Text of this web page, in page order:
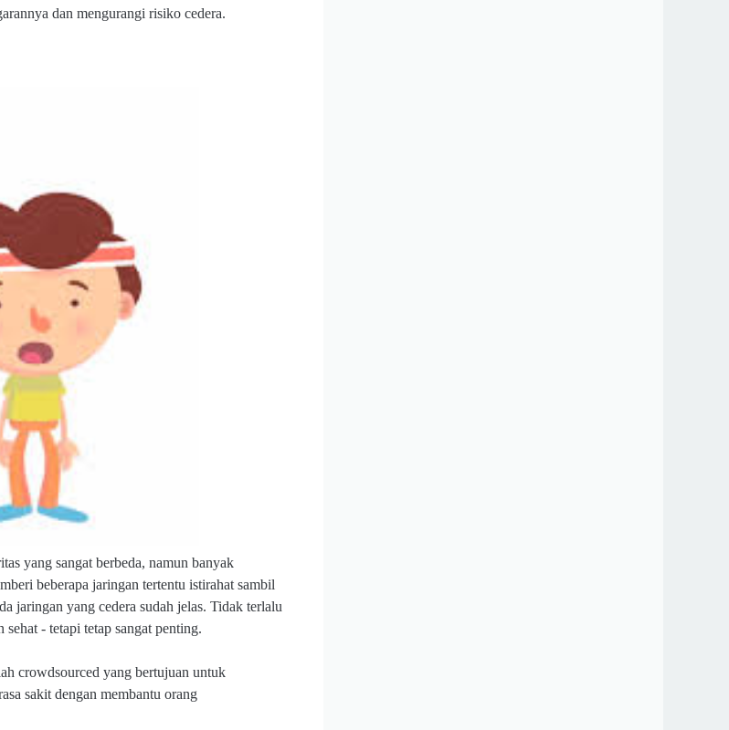
dan mengurangi risiko cedera.
yang sangat berbeda, namun banyak
beberapa jaringan tertentu istirahat sambil
jaringan yang cedera sudah jelas. Tidak terlalu
- tetapi tetap sangat penting.
crowdsourced yang bertujuan untuk
sakit dengan membantu orang